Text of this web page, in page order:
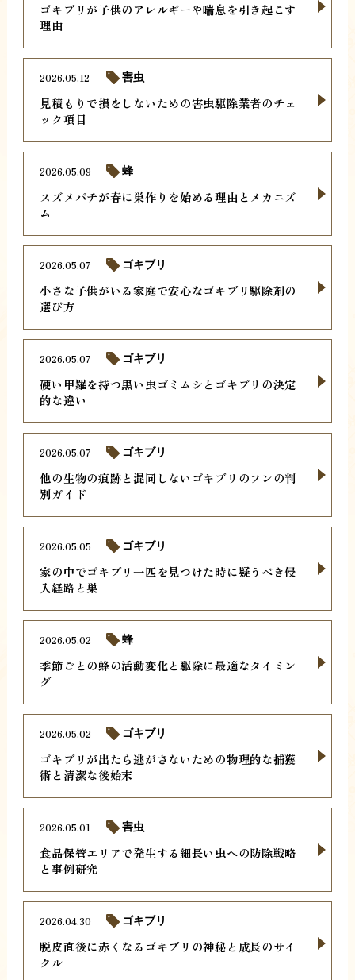
ゴキブリが子供のアレルギーや喘息を引き起こす
理由
見積もりで損をしないための害虫駆除業者のチェ
ック項目
2026.05.12 害虫
スズメバチが春に巣作りを始める理由とメカニズ
ム
2026.05.09 蜂
小さな子供がいる家庭で安心なゴキブリ駆除剤の
選び方
2026.05.07 ゴキブリ
硬い甲羅を持つ黒い虫ゴミムシとゴキブリの決定
的な違い
2026.05.07 ゴキブリ
他の生物の痕跡と混同しないゴキブリのフンの判
別ガイド
2026.05.07 ゴキブリ
家の中でゴキブリ一匹を見つけた時に疑うべき侵
入経路と巣
2026.05.05 ゴキブリ
季節ごとの蜂の活動変化と駆除に最適なタイミン
グ
2026.05.02 蜂
ゴキブリが出たら逃がさないための物理的な捕獲
術と清潔な後始末
2026.05.02 ゴキブリ
食品保管エリアで発生する細長い虫への防除戦略
と事例研究
2026.05.01 害虫
脱皮直後に赤くなるゴキブリの神秘と成長のサイ
クル
2026.04.30 ゴキブリ